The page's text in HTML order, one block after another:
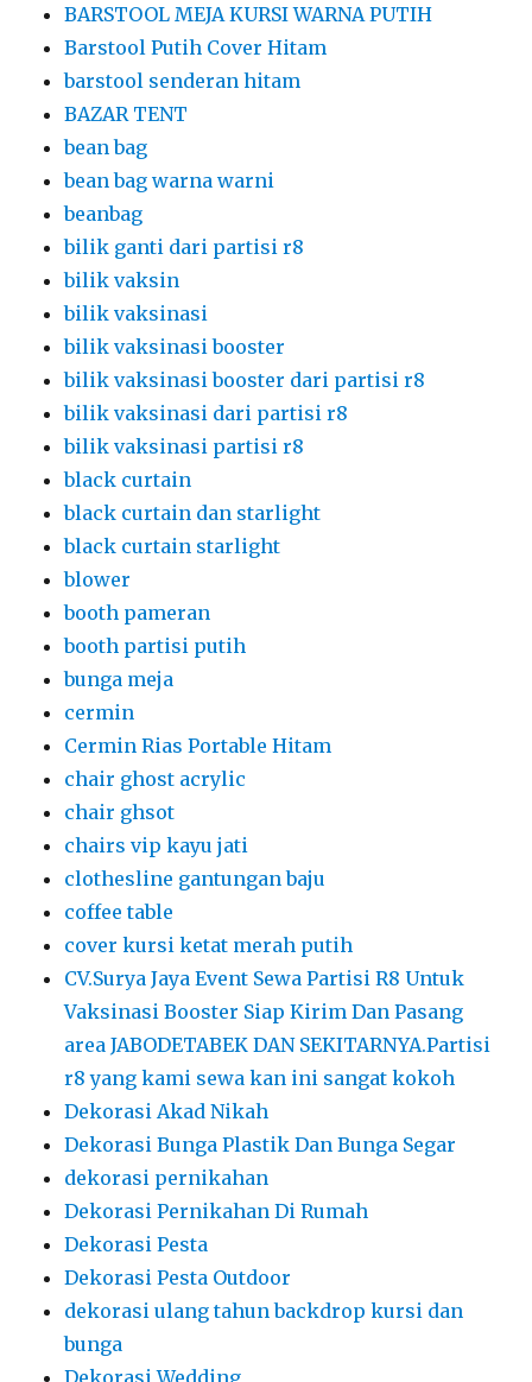
BARSTOOL MEJA KURSI WARNA PUTIH
Barstool Putih Cover Hitam
barstool senderan hitam
BAZAR TENT
bean bag
bean bag warna warni
beanbag
bilik ganti dari partisi r8
bilik vaksin
bilik vaksinasi
bilik vaksinasi booster
bilik vaksinasi booster dari partisi r8
bilik vaksinasi dari partisi r8
bilik vaksinasi partisi r8
black curtain
black curtain dan starlight
black curtain starlight
blower
booth pameran
booth partisi putih
bunga meja
cermin
Cermin Rias Portable Hitam
chair ghost acrylic
chair ghsot
chairs vip kayu jati
clothesline gantungan baju
coffee table
cover kursi ketat merah putih
CV.Surya Jaya Event Sewa Partisi R8 Untuk
Vaksinasi Booster Siap Kirim Dan Pasang
area JABODETABEK DAN SEKITARNYA.Partisi
r8 yang kami sewa kan ini sangat kokoh
Dekorasi Akad Nikah
Dekorasi Bunga Plastik Dan Bunga Segar
dekorasi pernikahan
Dekorasi Pernikahan Di Rumah
Dekorasi Pesta
Dekorasi Pesta Outdoor
dekorasi ulang tahun backdrop kursi dan
bunga
Dekorasi Wedding